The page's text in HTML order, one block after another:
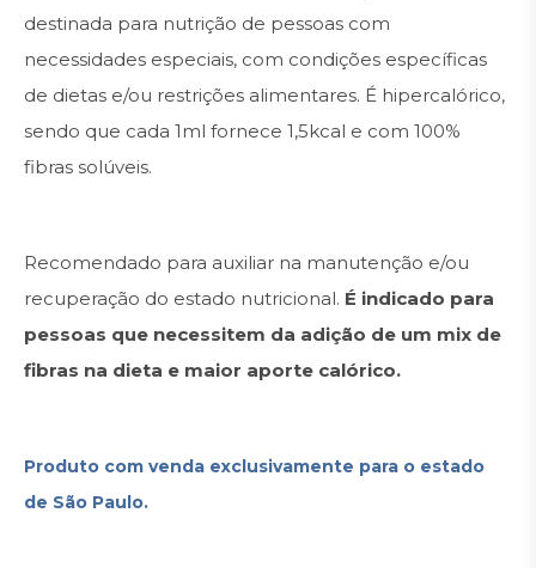
destinada para nutrição de pessoas com
necessidades especiais, com condições específicas
de dietas e/ou restrições alimentares. É hipercalórico,
sendo que cada 1ml fornece 1,5kcal e com 100%
fibras solúveis.
Recomendado para auxiliar na manutenção e/ou
recuperação do estado nutricional. É indicado para
pessoas que necessitem da adição de um mix de
fibras na dieta e maior aporte calórico.
Produto com venda exclusivamente para o estado
de São Paulo.